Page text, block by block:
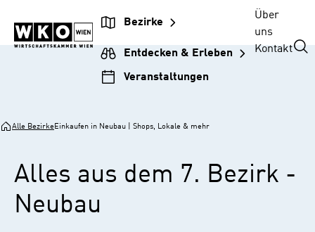
Unternehmensnavigation
springen
Inhalt
springen
Hauptnavigation
springen
Footer
springen
Bezirke
Entdecken & Erleben
Veranstaltungen
Über
uns
Kontakt
Alle BezirkeEinkaufen in Neubau | Shops, Lokale & mehr
Alles aus dem 7. Bezirk -
Neubau